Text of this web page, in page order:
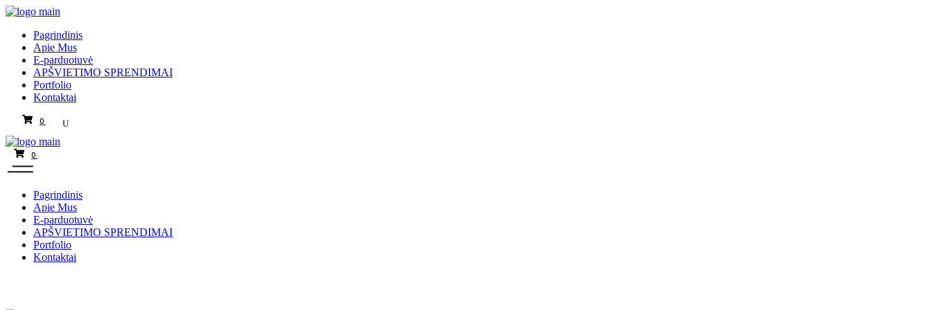
Pagrindinis
Apie Mus
E-parduotuvė
APŠVIETIMO SPRENDIMAI
Portfolio
Kontaktai
0
0
Pagrindinis
Apie Mus
E-parduotuvė
APŠVIETIMO SPRENDIMAI
Portfolio
Kontaktai